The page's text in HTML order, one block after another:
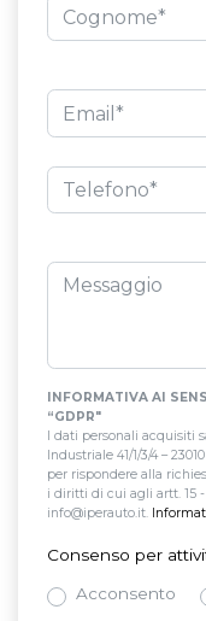
INFORMATIVA AI
“GDPR"
I dati personali acquisiti
Industriale 41/1/3/4 –
per rispondere alla
i diritti di cui agli artt. 15
info@iperauto.it.
Consenso per
Acconsento